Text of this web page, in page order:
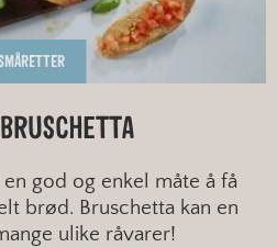
god og enkel måte å få
brød. Bruschetta kan en
ulike råvarer!